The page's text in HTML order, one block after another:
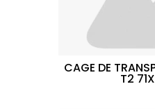
CAGE DE
T2